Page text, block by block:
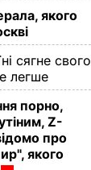
якого
сягне свого
легше
порно,
Z-
про
якого